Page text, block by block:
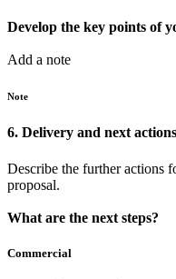
Develop the key points of
Add a note
Note
6. Delivery and next actions
Describe the further actions
proposal.
What are the next steps?
Commercial